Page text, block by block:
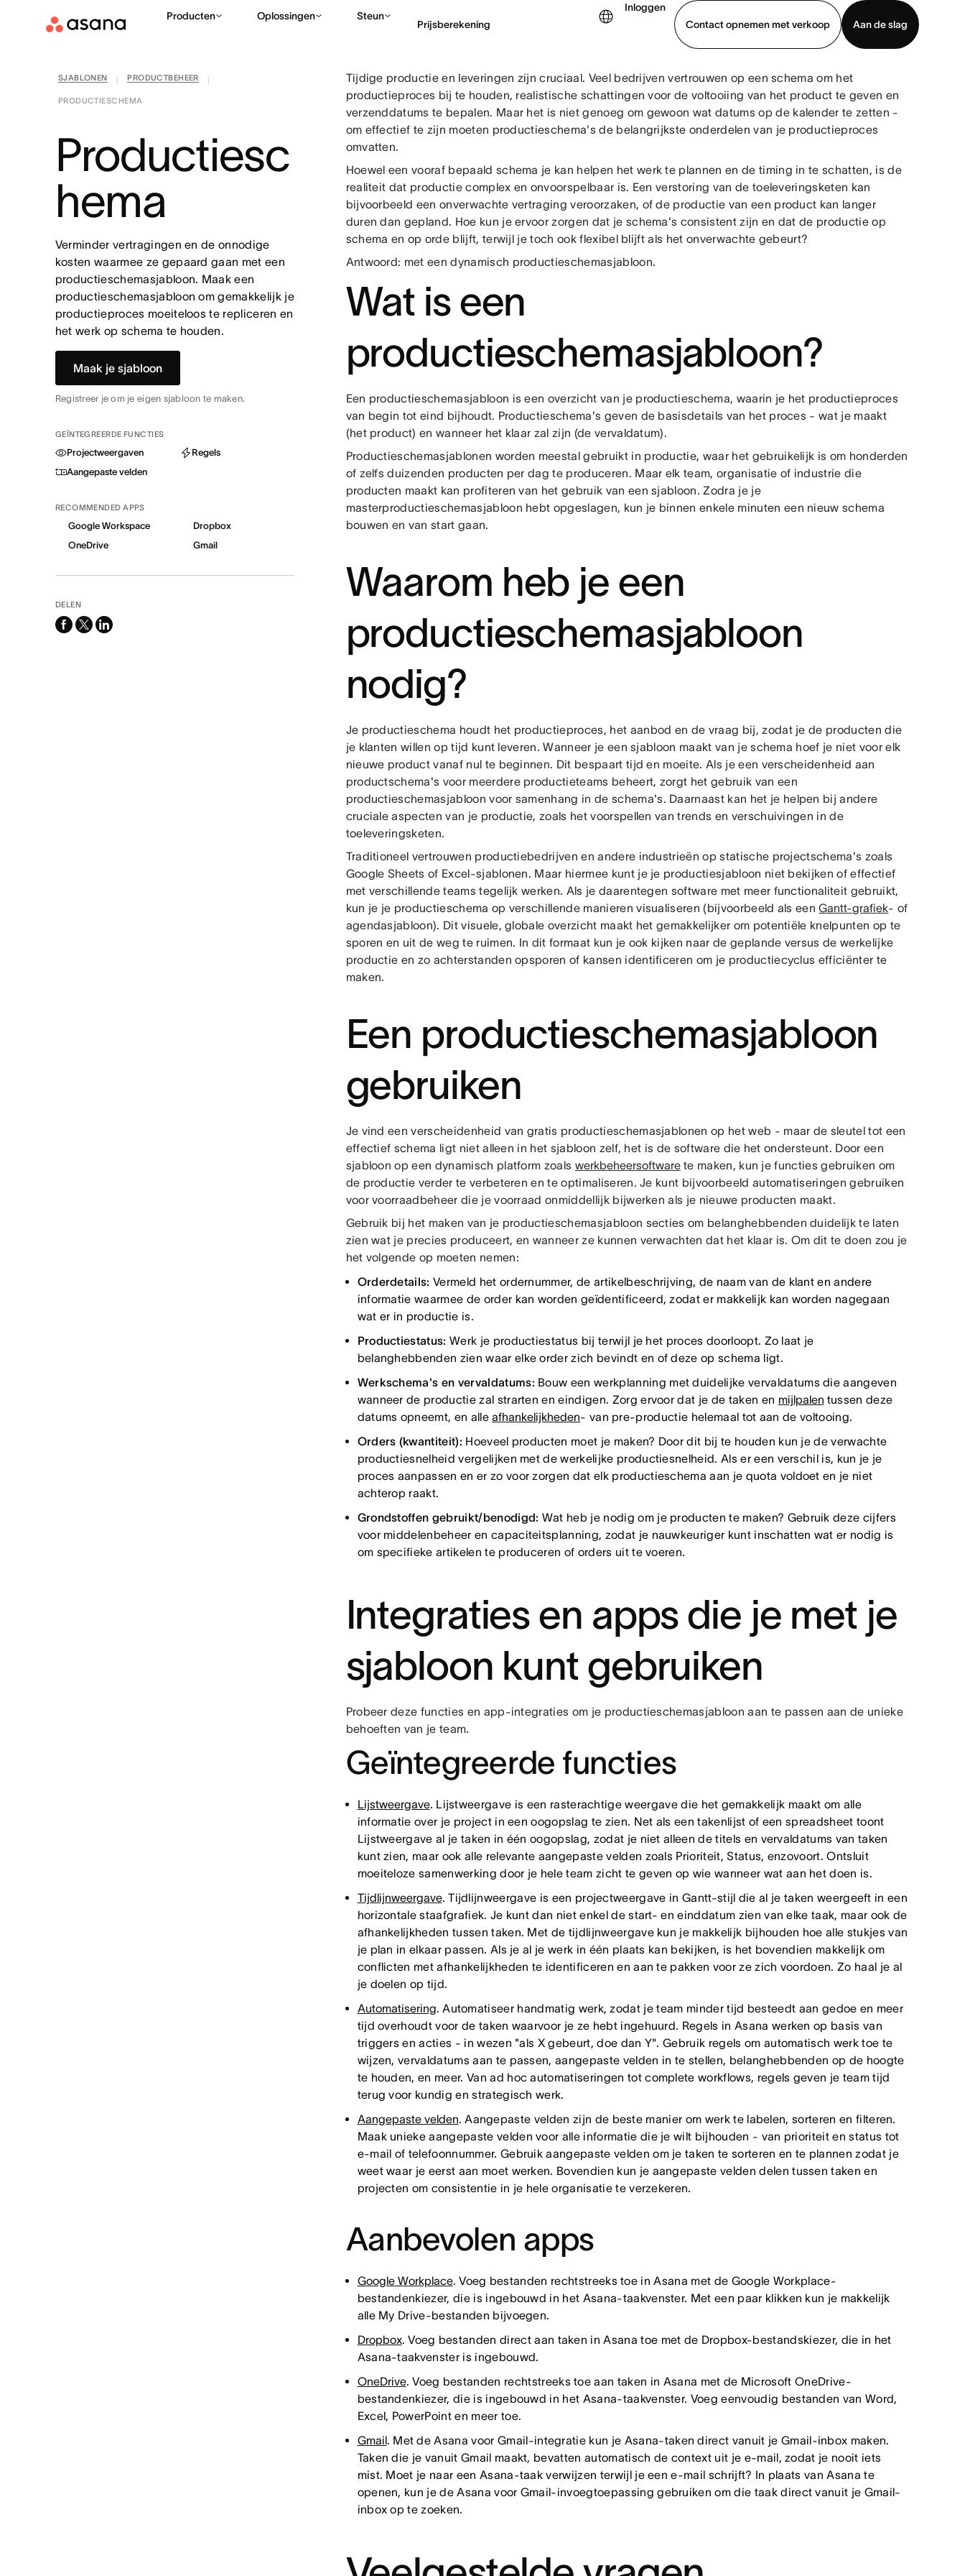
Producten Oplossingen Steun
Prijsberekening
Inloggen
Contact opnemen met verkoop
Aan de slag
Contact opnemen met verkoop Demo bekijken App downloaden
SJABLONEN PRODUCTBEHEER
PRODUCTIESCHEMA
Productiesc
hema
Verminder vertragingen en de onnodige
kosten waarmee ze gepaard gaan met een
productieschemasjabloon. Maak een
productieschemasjabloon om gemakkelijk je
productieproces moeiteloos te repliceren en
het werk op schema te houden.
Maak je sjabloon
Registreer je om je eigen sjabloon te maken.
GEÏNTEGREERDE FUNCTIES
Projectweergaven
Regels
Aangepaste velden
RECOMMENDED APPS
Google Workspace
Dropbox
OneDrive
Gmail
DELEN
facebook
x-
linkedin
Tijdige productie en leveringen zijn cruciaal. Veel bedrijven vertrouwen op een schema om het
productieproces bij te houden, realistische schattingen voor de voltooiing van het product te geven en
verzenddatums te bepalen. Maar het is niet genoeg om gewoon wat datums op de kalender te zetten -
om effectief te zijn moeten productieschema's de belangrijkste onderdelen van je productieproces
omvatten.
Hoewel een vooraf bepaald schema je kan helpen het werk te plannen en de timing in te schatten, is de
realiteit dat productie complex en onvoorspelbaar is. Een verstoring van de toeleveringsketen kan
bijvoorbeeld een onverwachte vertraging veroorzaken, of de productie van een product kan langer
duren dan gepland. Hoe kun je ervoor zorgen dat je schema's consistent zijn en dat de productie op
schema en op orde blijft, terwijl je toch ook flexibel blijft als het onverwachte gebeurt?
Antwoord: met een dynamisch productieschemasjabloon.
Wat is een
productieschemasjabloon?
Een productieschemasjabloon is een overzicht van je productieschema, waarin je het productieproces
van begin tot eind bijhoudt. Productieschema's geven de basisdetails van het proces - wat je maakt
(het product) en wanneer het klaar zal zijn (de vervaldatum).
Productieschemasjablonen worden meestal gebruikt in productie, waar het gebruikelijk is om honderden
of zelfs duizenden producten per dag te produceren. Maar elk team, organisatie of industrie die
producten maakt kan profiteren van het gebruik van een sjabloon. Zodra je je
masterproductieschemasjabloon hebt opgeslagen, kun je binnen enkele minuten een nieuw schema
bouwen en van start gaan.
Waarom heb je een
productieschemasjabloon
nodig?
Je productieschema houdt het productieproces, het aanbod en de vraag bij, zodat je de producten die
je klanten willen op tijd kunt leveren. Wanneer je een sjabloon maakt van je schema hoef je niet voor elk
nieuwe product vanaf nul te beginnen. Dit bespaart tijd en moeite. Als je een verscheidenheid aan
productschema's voor meerdere productieteams beheert, zorgt het gebruik van een
productieschemasjabloon voor samenhang in de schema's. Daarnaast kan het je helpen bij andere
cruciale aspecten van je productie, zoals het voorspellen van trends en verschuivingen in de
toeleveringsketen.
Traditioneel vertrouwen productiebedrijven en andere industrieën op statische projectschema's zoals
Google Sheets of Excel-sjablonen. Maar hiermee kunt je je productiesjabloon niet bekijken of effectief
met verschillende teams tegelijk werken. Als je daarentegen software met meer functionaliteit gebruikt,
kun je je productieschema op verschillende manieren visualiseren (bijvoorbeeld als eenGantt-grafiek- of
agendasjabloon). Dit visuele, globale overzicht maakt het gemakkelijker om potentiële knelpunten op te
sporen en uit de weg te ruimen. In dit formaat kun je ook kijken naar de geplande versus de werkelijke
productie en zo achterstanden opsporen of kansen identificeren om je productiecyclus efficiënter te
maken.
Een productieschemasjabloon
gebruiken
Je vind een verscheidenheid van gratis productieschemasjablonen op het web - maar de sleutel tot een
effectief schema ligt niet alleen in het sjabloon zelf, het is de software die het ondersteunt. Door een
sjabloon op een dynamisch platform zoals werkbeheersoftwarete maken, kun je functies gebruiken om
de productie verder te verbeteren en te optimaliseren. Je kunt bijvoorbeeld automatiseringen gebruiken
voor voorraadbeheer die je voorraad onmiddellijk bijwerken als je nieuwe producten maakt.
Gebruik bij het maken van je productieschemasjabloon secties om belanghebbenden duidelijk te laten
zien wat je precies produceert, en wanneer ze kunnen verwachten dat het klaar is. Om dit te doen zou je
het volgende op moeten nemen:
Orderdetails: Vermeld het ordernummer, de artikelbeschrijving, de naam van de klant en andere
informatie waarmee de order kan worden geïdentificeerd, zodat er makkelijk kan worden nagegaan
wat er in productie is.
Productiestatus: Werk je productiestatus bij terwijl je het proces doorloopt. Zo laat je
belanghebbenden zien waar elke order zich bevindt en of deze op schema ligt.
Werkschema's en vervaldatums: Bouw een werkplanning met duidelijke vervaldatums die aangeven
wanneer de productie zal strarten en eindigen. Zorg ervoor dat je de taken en mijlpalen tussen deze
datums opneemt, en alleafhankelijkheden- van pre-productie helemaal tot aan de voltooing.
Orders (kwantiteit): Hoeveel producten moet je maken? Door dit bij te houden kun je de verwachte
productiesnelheid vergelijken met de werkelijke productiesnelheid. Als er een verschil is, kun je je
proces aanpassen en er zo voor zorgen dat elk productieschema aan je quota voldoet en je niet
achterop raakt.
Grondstoffen gebruikt/benodigd: Wat heb je nodig om je producten te maken? Gebruik deze cijfers
voor middelenbeheer en capaciteitsplanning, zodat je nauwkeuriger kunt inschatten wat er nodig is
om specifieke artikelen te produceren of orders uit te voeren.
Integraties en apps die je met je
sjabloon kunt gebruiken
Probeer deze functies en app-integraties om je productieschemasjabloon aan te passen aan de unieke
behoeften van je team.
Geïntegreerde functies
Lijstweergave. Lijstweergave is een rasterachtige weergave die het gemakkelijk maakt om alle
informatie over je project in een oogopslag te zien. Net als een takenlijst of een spreadsheet toont
Lijstweergave al je taken in één oogopslag, zodat je niet alleen de titels en vervaldatums van taken
kunt zien, maar ook alle relevante aangepaste velden zoals Prioriteit, Status, enzovoort. Ontsluit
moeiteloze samenwerking door je hele team zicht te geven op wie wanneer wat aan het doen is.
Tijdlijnweergave. Tijdlijnweergave is een projectweergave in Gantt-stijl die al je taken weergeeft in een
horizontale staafgrafiek. Je kunt dan niet enkel de start- en einddatum zien van elke taak, maar ook de
afhankelijkheden tussen taken. Met de tijdlijnweergave kun je makkelijk bijhouden hoe alle stukjes van
je plan in elkaar passen. Als je al je werk in één plaats kan bekijken, is het bovendien makkelijk om
conflicten met afhankelijkheden te identificeren en aan te pakken voor ze zich voordoen. Zo haal je al
je doelen op tijd.
Automatisering. Automatiseer handmatig werk, zodat je team minder tijd besteedt aan gedoe en meer
tijd overhoudt voor de taken waarvoor je ze hebt ingehuurd. Regels in Asana werken op basis van
triggers en acties - in wezen "als X gebeurt, doe dan Y". Gebruik regels om automatisch werk toe te
wijzen, vervaldatums aan te passen, aangepaste velden in te stellen, belanghebbenden op de hoogte
te houden, en meer. Van ad hoc automatiseringen tot complete workflows, regels geven je team tijd
terug voor kundig en strategisch werk.
Aangepaste velden. Aangepaste velden zijn de beste manier om werk te labelen, sorteren en filteren.
Maak unieke aangepaste velden voor alle informatie die je wilt bijhouden - van prioriteit en status tot
e-mail of telefoonnummer. Gebruik aangepaste velden om je taken te sorteren en te plannen zodat je
weet waar je eerst aan moet werken. Bovendien kun je aangepaste velden delen tussen taken en
projecten om consistentie in je hele organisatie te verzekeren.
Aanbevolen apps
Google Workplace. Voeg bestanden rechtstreeks toe in Asana met de Google Workplace-
bestandenkiezer, die is ingebouwd in het Asana-taakvenster. Met een paar klikken kun je makkelijk
alle My Drive-bestanden bijvoegen.
Dropbox. Voeg bestanden direct aan taken in Asana toe met de Dropbox-bestandskiezer, die in het
Asana-taakvenster is ingebouwd.
OneDrive. Voeg bestanden rechtstreeks toe aan taken in Asana met de Microsoft OneDrive-
bestandenkiezer, die is ingebouwd in het Asana-taakvenster. Voeg eenvoudig bestanden van Word,
Excel, PowerPoint en meer toe.
Gmail. Met de Asana voor Gmail-integratie kun je Asana-taken direct vanuit je Gmail-inbox maken.
Taken die je vanuit Gmail maakt, bevatten automatisch de context uit je e-mail, zodat je nooit iets
mist. Moet je naar een Asana-taak verwijzen terwijl je een e-mail schrijft? In plaats van Asana te
openen, kun je de Asana voor Gmail-invoegtoepassing gebruiken om die taak direct vanuit je Gmail-
inbox op te zoeken.